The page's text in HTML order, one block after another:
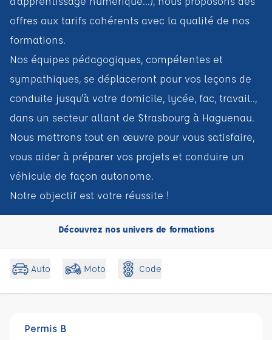
offres aux tarifs cohérents avec la qualité de nos
formations.
Nos équipes pédagogiques, compétentes et
sympathiques, se déplaceront pour vos leçons de
conduite jusqu'à votre domicile, lycée, fac, travail..,
dans un secteur allant de Strasbourg à Haguenau.
Nous mettrons tout en œuvre pour vous satisfaire,
vous aider à préparer vos projets et conduire un
véhicule de façon autonome.
Notre objectif est votre réussite !
Découvrez nos univers de formations
Auto Moto Code
Permis B